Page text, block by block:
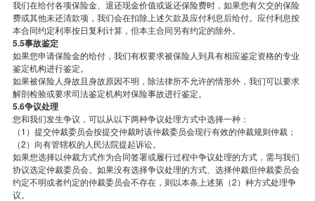
我们在给付各项保险金、退还现金价值或返还保险费时，如果您有欠交的保险
费或其他未还清款项，我们会在扣除上述欠款及应付利息后给付。应付利息按
本合同约定利率按日复利计算，但本主合同另有约定的除外。
5.5事故鉴定
如果您申请保险金的给付，我们有权要求被保险人到具有相应鉴定资格的专业
鉴定机构进行鉴定。
如果被保险人身故且身故原因不明，除法律所不允许的情形外，我们可以要求
解剖检验或要求司法鉴定机构对保险事故进行鉴定。
5.6争议处理
您和我们发生争议，可以从以下两种争议处理方式中选择一种：
（1）提交仲裁委员会按提交仲裁时该仲裁委员会现行有效的仲裁规则仲裁；
（2）向有管辖权的人民法院提起诉讼。
如果您选择以仲裁方式作为合同签署或履行过程中争议处理的方式，需与我们
协议选定仲裁委员会。如果没有选择争议处理的方式、选择仲裁但仲裁委员会
约定不明或者约定的仲裁委员会不存在，则以本条上述第（2）种方式处理争
议。